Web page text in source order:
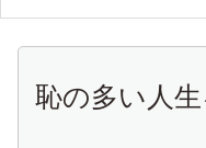
恥の多い人